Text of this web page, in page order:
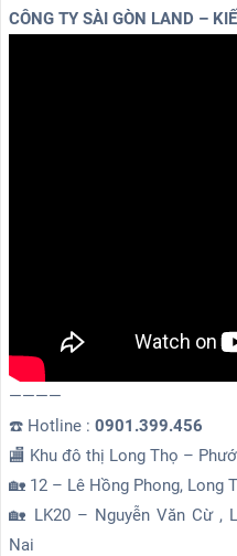
CÔNG TY SÀI GÒN LAND –
————
☎️ Hotline : 0901.399.456
🏬 Khu đô thị Long Thọ –
🏡 12 – Lê Hồng Phong, Long
🏡 LK20 – Nguyễn Văn Cừ ,
Nai